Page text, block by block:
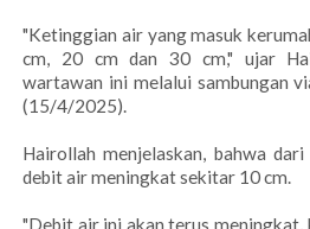
"Ketinggian air yang masuk
cm, 20 cm dan 30 cm," ujar
wartawan ini melalui sambungan
(15/4/2025).
Hairollah menjelaskan, bahwa
debit air meningkat sekitar 10 cm.